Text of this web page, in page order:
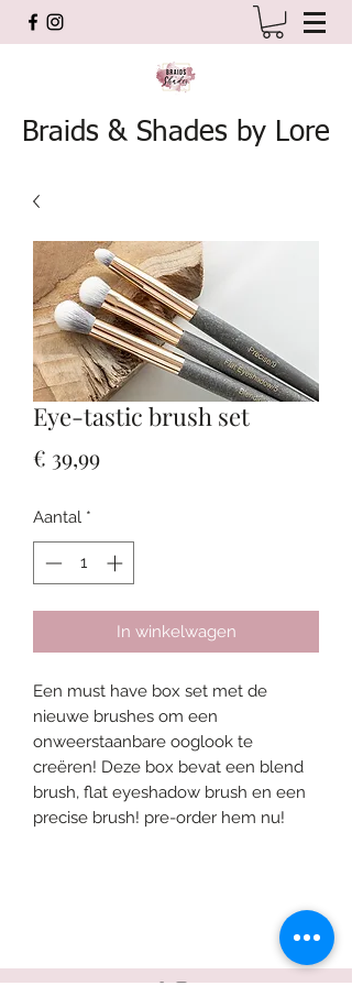
Braids & Shades by Lore
Eye-tastic brush set
€ 39,99Prijs
Aantal *
In winkelwagen
Een must have box set met de
nieuwe brushes om een
onweerstaanbare ooglook te
creëren! Deze box bevat een blend
brush, flat eyeshadow brush en een
precise brush! pre-order hem nu!